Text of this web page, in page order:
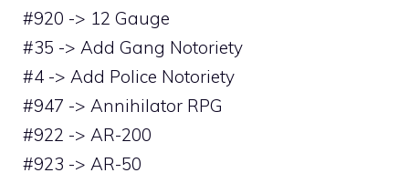
#920 -> 12 Gauge
#35 -> Add Gang Notoriety
#4 -> Add Police Notoriety
#947 -> Annihilator RPG
#922 -> AR-200
#923 -> AR-50